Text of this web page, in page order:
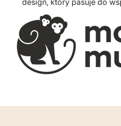
design, który pasuje do